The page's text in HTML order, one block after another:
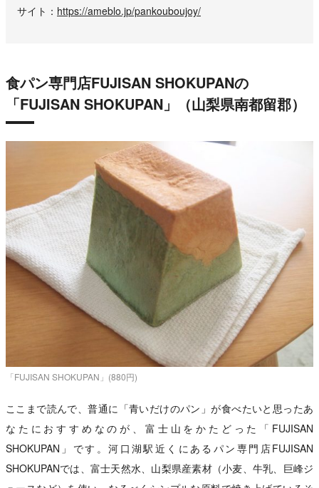
サイト
https://ameblo.jp/pankouboujoy/
食パン専門店FUJISAN SHOKUPANの
「FUJISAN SHOKUPAN」（山梨県南都留郡）
「FUJISAN SHOKUPAN」(880円)
ここまで読んで、普通に「青いだけのパン」が食べたいと思ったあ
なたにおすすめなのが、富士山をかたどった「FUJISAN
SHOKUPAN」です。河口湖駅近くにあるパン専門店FUJISAN
SHOKUPANでは、富士天然水、山梨県産素材（小麦、牛乳、巨峰ジ